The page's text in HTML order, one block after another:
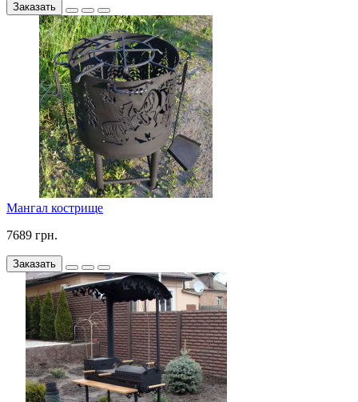
Заказать
Мангал кострище
7689 грн.
Заказать